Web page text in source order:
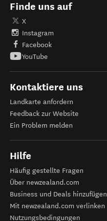
Finde uns auf
X
Instagram
Facebook
YouTube
Kontaktiere uns
Landkarte anfordern
Feedback zur Website
Ein Problem melden
Hilfe
Häufig gestellte Fragen
Über newzealand.com
Business und Deals hinzufügen
Mit newzealand.com verlinken
Nutzungsbedingungen